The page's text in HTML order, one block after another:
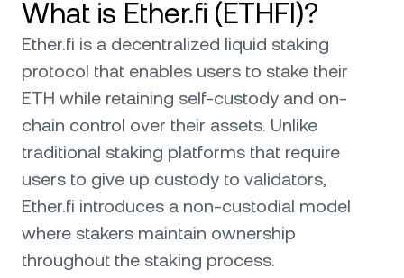
What is Ether.fi (ETHFI)?
Ether.fi is a decentralized liquid staking
protocol that enables users to stake their
ETH while retaining self-custody and on-
chain control over their assets. Unlike
traditional staking platforms that require
users to give up custody to validators,
Ether.fi introduces a non-custodial model
where stakers maintain ownership
throughout the staking process.